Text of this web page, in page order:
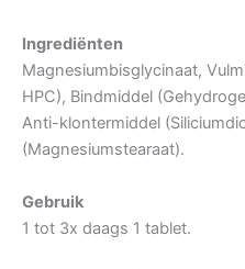
Ingrediënten
Magnesiumbisglycinaat,
HPC), Bindmiddel
Anti-klontermiddel
(Magnesiumstearaat).
Gebruik
1 tot 3x daags 1 tablet.